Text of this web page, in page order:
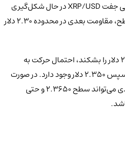
(۲.۲۷۰ دلار) روی نمودار ساعتی جفت XRP/USD در حال شکل‌گیری
است. در صورت عبور از این سطح، مقاومت بعدی در محدوده ۲.۳۰ دلار
اگر قیمت بتواند مقاومت ۲.۳۰ دلار را بشکند، احتمال حرکت به
سمت مقاومت‌های ۲.۳۲۰ و سپس ۲.۳۵۰ دلار وجود دارد. در صورت
ادامه روند صعودی، هدف بعدی می‌تواند سطح ۲.۳۶۵۰ و حتی